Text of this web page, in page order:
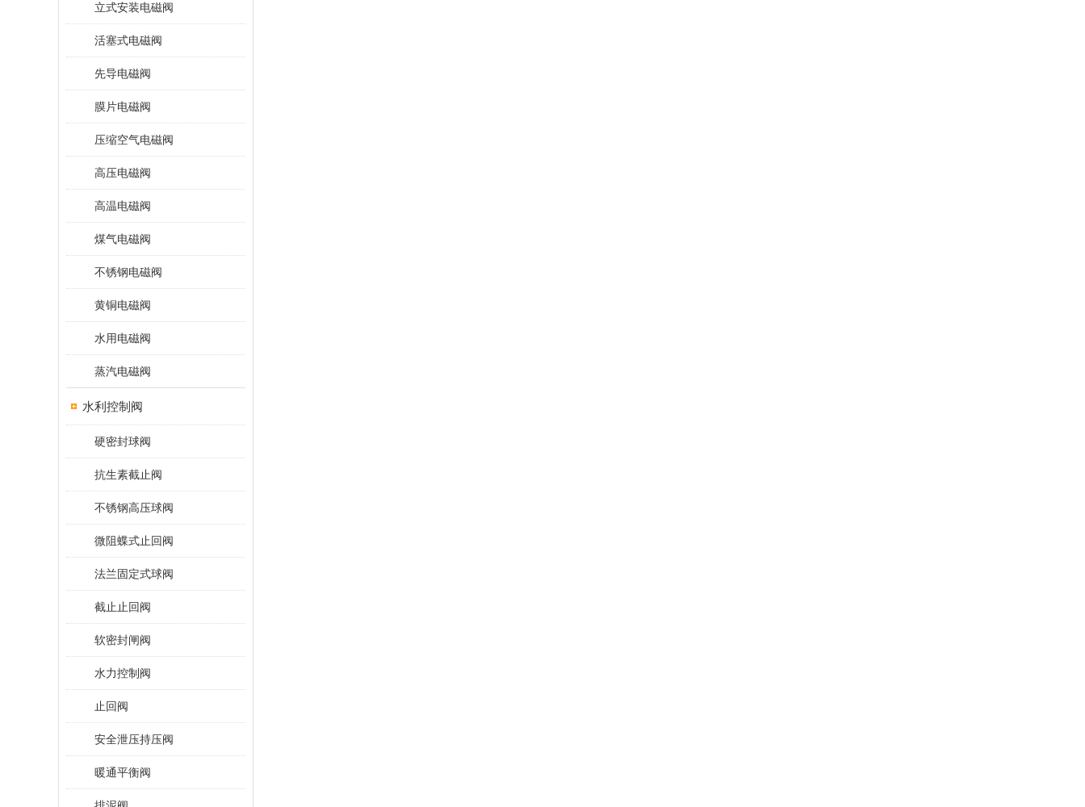
立式安装电磁阀
活塞式电磁阀
先导电磁阀
膜片电磁阀
压缩空气电磁阀
高压电磁阀
高温电磁阀
煤气电磁阀
不锈钢电磁阀
黄铜电磁阀
水用电磁阀
蒸汽电磁阀
水利控制阀
硬密封球阀
抗生素截止阀
不锈钢高压球阀
微阻蝶式止回阀
法兰固定式球阀
截止止回阀
软密封闸阀
水力控制阀
止回阀
安全泄压持压阀
暖通平衡阀